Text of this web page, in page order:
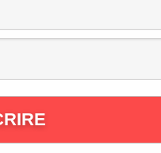
existe déjà plusieurs
d’obtenir une première
le moyen le plus